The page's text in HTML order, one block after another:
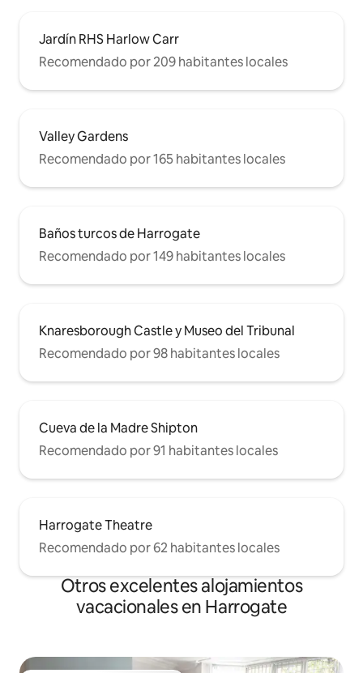
Jardín RHS Harlow Carr
Recomendado por 209 habitantes locales
Valley Gardens
Recomendado por 165 habitantes locales
Baños turcos de Harrogate
Recomendado por 149 habitantes locales
Knaresborough Castle y Museo del Tribunal
Recomendado por 98 habitantes locales
Cueva de la Madre Shipton
Recomendado por 91 habitantes locales
Harrogate Theatre
Recomendado por 62 habitantes locales
Otros excelentes alojamientos
vacacionales en Harrogate